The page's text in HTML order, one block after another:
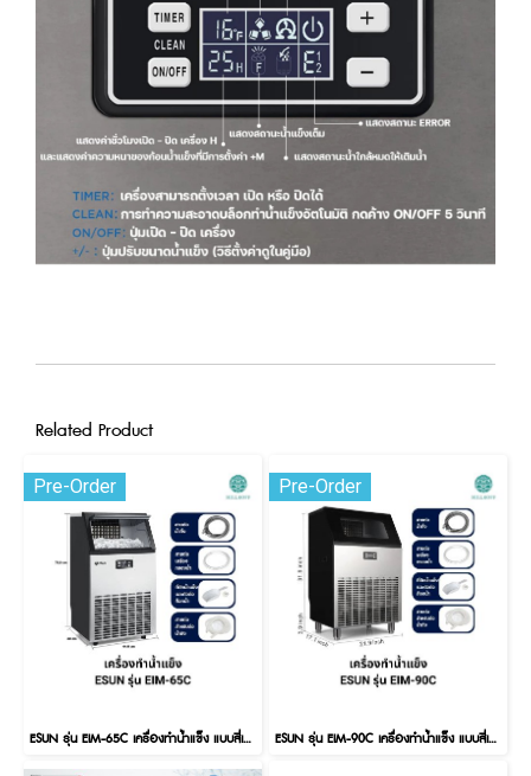
Related Product
Pre-Order
ESUN รุ่น EIM-65C เครื่องทำน้ำแข็ง แบบสี่เหลี่ยม
Pre-Order
ESUN รุ่น EIM-90C เครื่องทำน้ำแข็ง แบบสี่เหลี่ยม